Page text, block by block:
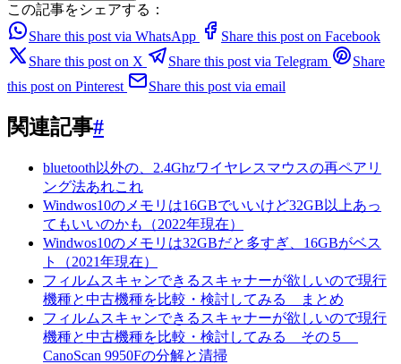
この記事をシェアする：
Share this post via WhatsApp
Share this post on Facebook
Share this post on X
Share this post via Telegram
Share
this post on Pinterest
Share this post via email
関連記事#
bluetooth以外の、2.4Ghzワイヤレスマウスの再ペアリ
ング法あれこれ
Windwos10のメモリは16GBでいいけど32GB以上あっ
てもいいのかも（2022年現在）
Windwos10のメモリは32GBだと多すぎ、16GBがベス
ト（2021年現在）
フィルムスキャンできるスキャナーが欲しいので現行
機種と中古機種を比較・検討してみる まとめ
フィルムスキャンできるスキャナーが欲しいので現行
機種と中古機種を比較・検討してみる その５
CanoScan 9950Fの分解と清掃